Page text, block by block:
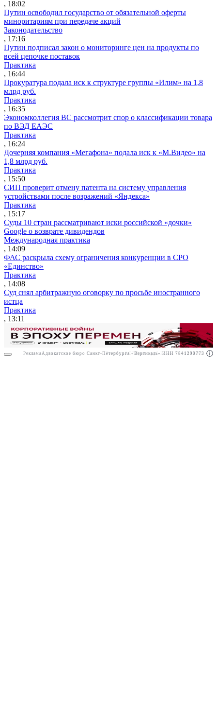
Реклама АО"Право.ру" ИНН: 7708095468
, 18:02
Путин освободил государство от обязательной оферты
миноритариям при передаче акций
Законодательство
, 17:16
Путин подписал закон о мониторинге цен на продукты по
всей цепочке поставок
Практика
, 16:44
Прокуратура подала иск к структуре группы «Илим» на 1,8
млрд руб.
Практика
, 16:35
Экономколлегия ВС рассмотрит спор о классификации товара
по ВЭД ЕАЭС
Практика
, 16:24
Дочерняя компания «Мегафона» подала иск к «М.Видео» на
1,8 млрд руб.
Практика
, 15:50
СИП проверит отмену патента на систему управления
устройствами после возражений «Яндекса»
Практика
, 15:17
Суды 10 стран рассматривают иски российской «дочки»
Google о возврате дивидендов
Международная практика
, 14:09
ФАС раскрыла схему ограничения конкуренции в СРО
«Единство»
Практика
, 14:08
Суд снял арбитражную оговорку по просьбе иностранного
истца
Практика
, 13:11
Реклама Адвокатское бюро Санкт-Петербурга «Вертикаль» ИНН 7841290773